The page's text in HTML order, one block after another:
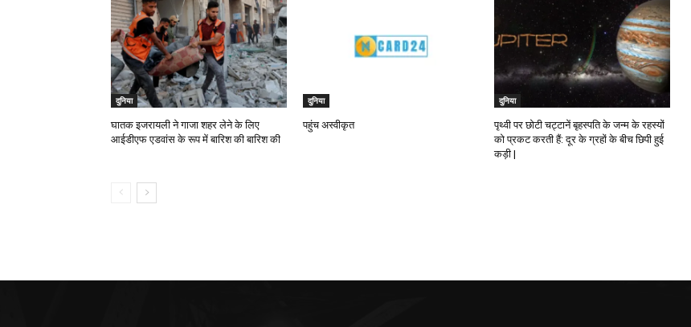
दुनिया
घातक इजरायली ने गाजा शहर लेने के लिए
आईडीएफ एडवांस के रूप में बारिश की बारिश की
दुनिया
पहुंच अस्वीकृत
दुनिया
पृथ्वी पर छोटी चट्टानें बृहस्पति के जन्म के रहस्यों
को प्रकट करती हैं: दूर के ग्रहों के बीच छिपी हुई
कड़ी |